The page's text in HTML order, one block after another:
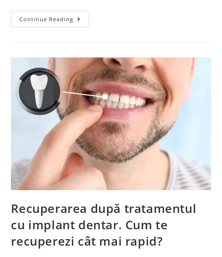
Continue Reading
Recuperarea după tratamentul
cu implant dentar. Cum te
recuperezi cât mai rapid?